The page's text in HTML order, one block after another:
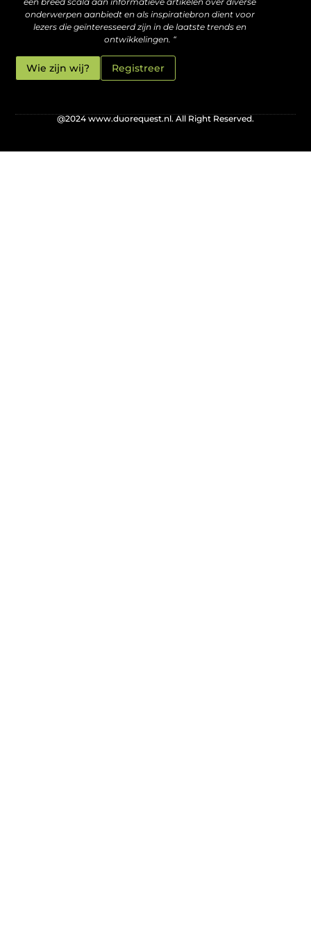
onderwerpen aanbiedt en als inspiratiebron dient voor
lezers die geïnteresseerd zijn in de laatste trends en
ontwikkelingen. “
Wie zijn wij? Registreer
@2024 www.duorequest.nl. All Right Reserved.